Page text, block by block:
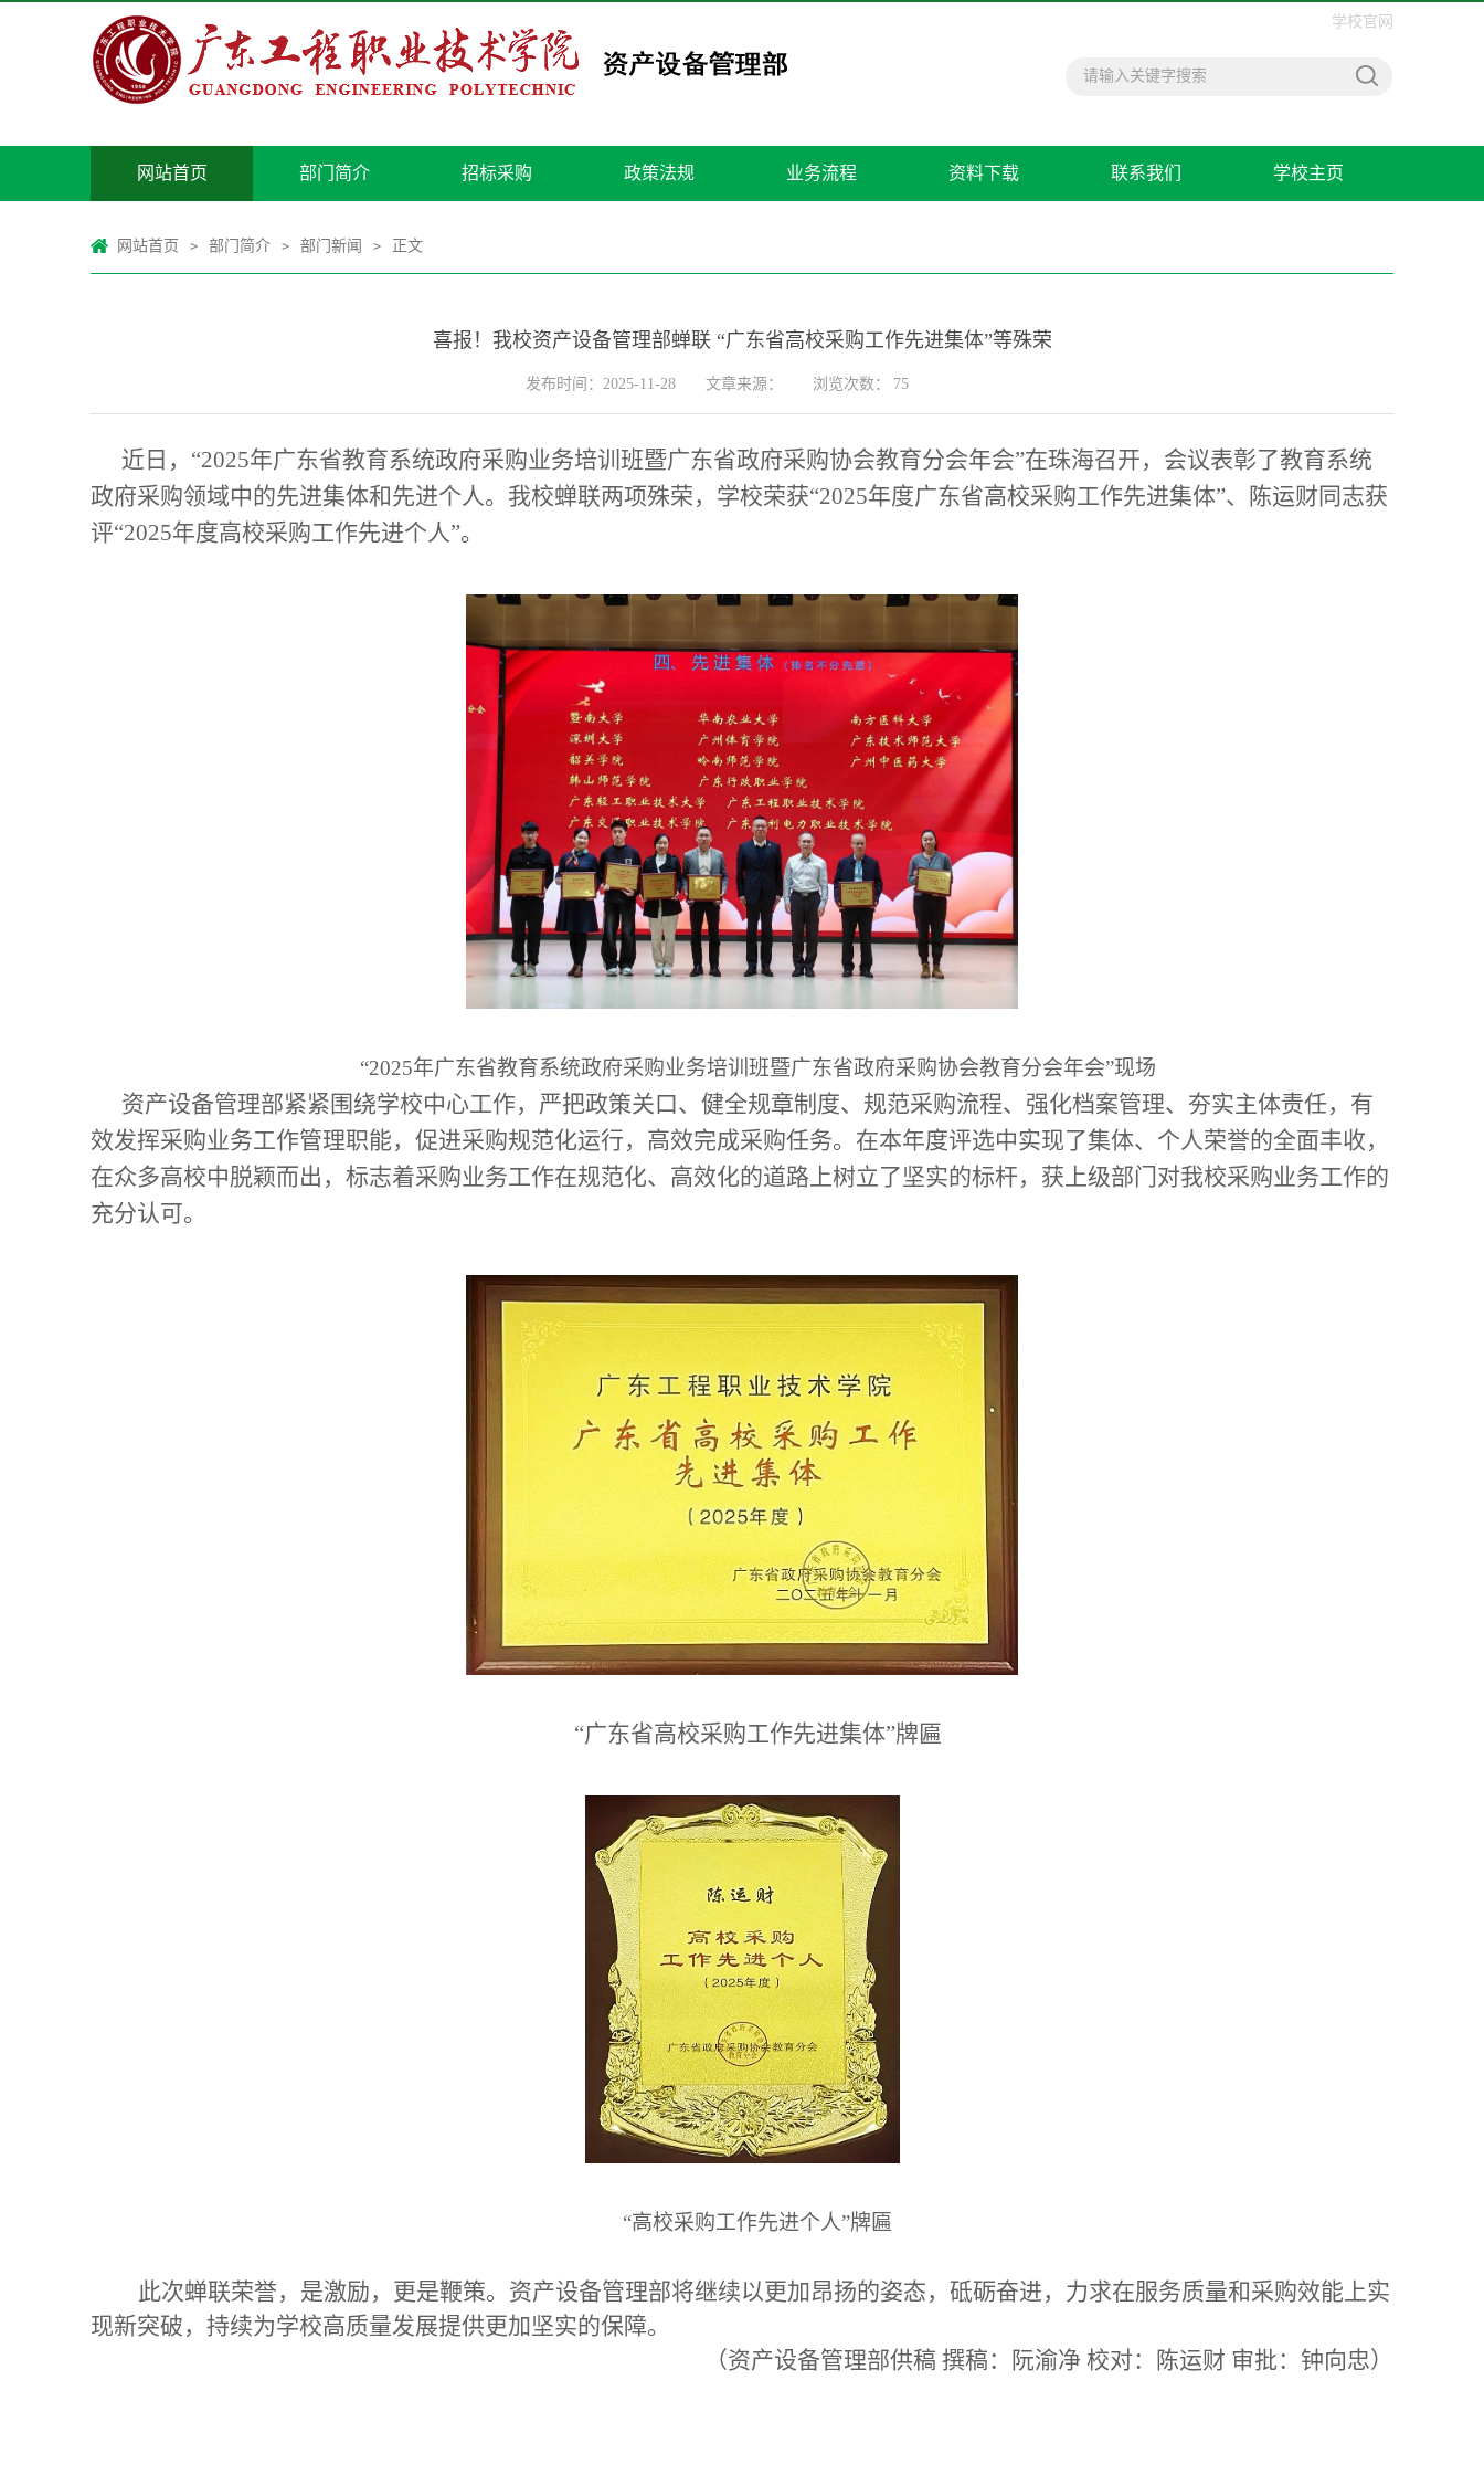
学校官网
网站首页 部门简介 招标采购 政策法规 业务流程 资料下载 联系我们 学校主页
网站首页 > 部门简介 > 部门新闻 > 正文
喜报！我校资产设备管理部蝉联 “广东省高校采购工作先进集体”等殊荣
发布时间：2025-11-28 文章来源： 浏览次数： 75
近日， “2025年广东省教育系统政府采购业务培训班暨广东省政府采购协会教育分会年会”在珠海召开，会议表彰了教育系统
政府采购领域中的先进集体和先进个人。我校蝉联两项殊荣，学校荣获“2025年度广东省高校采购工作先进集体”、陈运财同志获
评“2025年度高校采购工作先进个人”。
“2025年广东省教育系统政府采购业务培训班暨广东省政府采购协会教育分会年会”现场
资产设备管理部紧紧围绕学校中心工作，严把政策关口、健全规章制度、规范采购流程、强化档案管理、夯实主体责任，有
效发挥采购业务工作管理职能，促进采购规范化运行，高效完成采购任务。在本年度评选中实现了集体、个人荣誉的全面丰收，
在众多高校中脱颖而出，标志着采购业务工作在规范化、高效化的道路上树立了坚实的标杆，获上级部门对我校采购业务工作的
充分认可。
“广东省高校采购工作先进集体”牌匾
“高校采购工作先进个人”牌匾
此次蝉联荣誉，是激励，更是鞭策。资产设备管理部将继续以更加昂扬的姿态，砥砺奋进，力求在服务质量和采购效能上实
现新突破，持续为学校高质量发展提供更加坚实的保障。
（资产设备管理部供稿 撰稿：阮渝净 校对：陈运财 审批：钟向忠）